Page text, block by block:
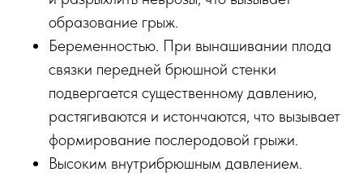
образование грыж.
Беременностью. При вынашивании плода
связки передней брюшной стенки
подвергается существенному давлению,
растягиваются и истончаются, что вызывает
формирование послеродовой грыжи.
Высоким внутрибрюшным давлением.